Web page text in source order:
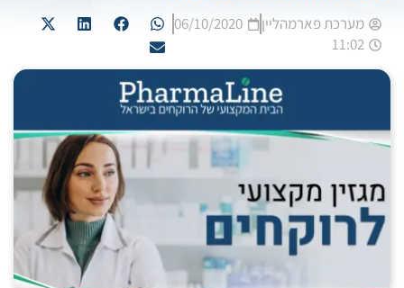
מערכת פארמהליין
06/10/2020
11:02